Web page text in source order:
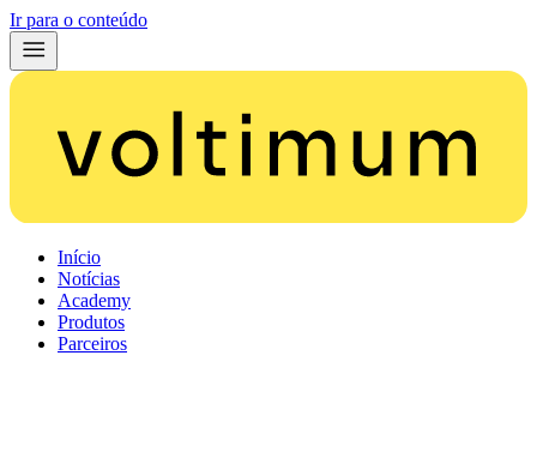
Ir para o conteúdo
Início
Notícias
Academy
Produtos
Parceiros